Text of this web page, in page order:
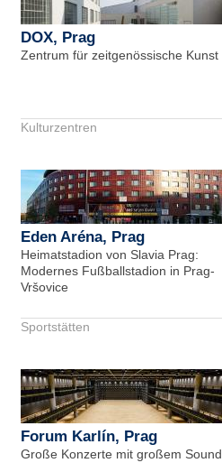
DOX, Prag
Zentrum für zeitgenössische Kunst
Kulturzentren
Eden Aréna, Prag
Heimatstadion von Slavia Prag:
Modernes Fußballstadion in Prag-
Vršovice
Sportstätten
Forum Karlín, Prag
Große Konzerte mit großem Sound